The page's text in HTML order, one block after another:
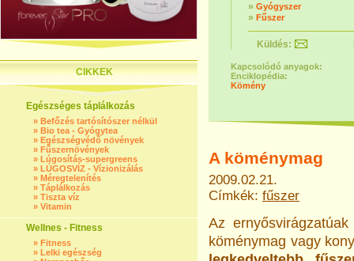
CIKKEK
Egészséges táplálkozás
» Befőzés tartósítószer nélkül
» Bio tea - Gyógytea
» Egészségvédő növények
» Fűszernövények
» Lúgosítás-supergreens
» LÚGOSVÍZ - Vízionizálás
» Méregtelenítés
» Táplálkozás
» Tiszta víz
» Vitamin
Wellnes - Fitness
» Fitness
» Lelki egészség
» Gyógyszer
» Fűszer
Küldés:
Kapcsolódó anyagok:
Enciklopédia:
Kömény
A köménymag
2009.02.21.
Címkék: fűszer
Az
köménymag vagy